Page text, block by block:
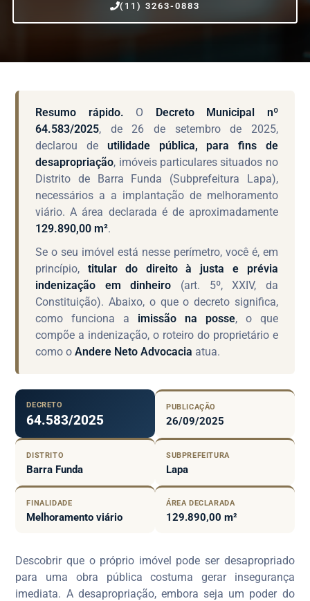
(11) 3263-0883
Resumo rápido. O Decreto Municipal nº
64.583/2025, de 26 de setembro de 2025,
declarou de utilidade pública, para fins de
desapropriação, imóveis particulares situados no
Distrito de Barra Funda (Subprefeitura Lapa),
necessários a a implantação de melhoramento
viário. A área declarada é de aproximadamente
129.890,00 m².
Se o seu imóvel está nesse perímetro, você é, em
princípio,titular do direito à justa e prévia
indenização em dinheiro (art. 5º, XXIV, da
Constituição). Abaixo, o que o decreto significa,
como funciona a imissão na posse, o que
compõe a indenização, o roteiro do proprietário e
como oAndere Neto Advocacia atua.
DECRETO
64.583/2025
PUBLICAÇÃO
26/09/2025
DISTRITO
Barra Funda
SUBPREFEITURA
Lapa
FINALIDADE
Melhoramento viário
ÁREA DECLARADA
129.890,00 m²
Descobrir que o próprio imóvel pode ser desapropriado
para uma obra pública costuma gerar insegurança
imediata. A desapropriação, embora seja um poder do